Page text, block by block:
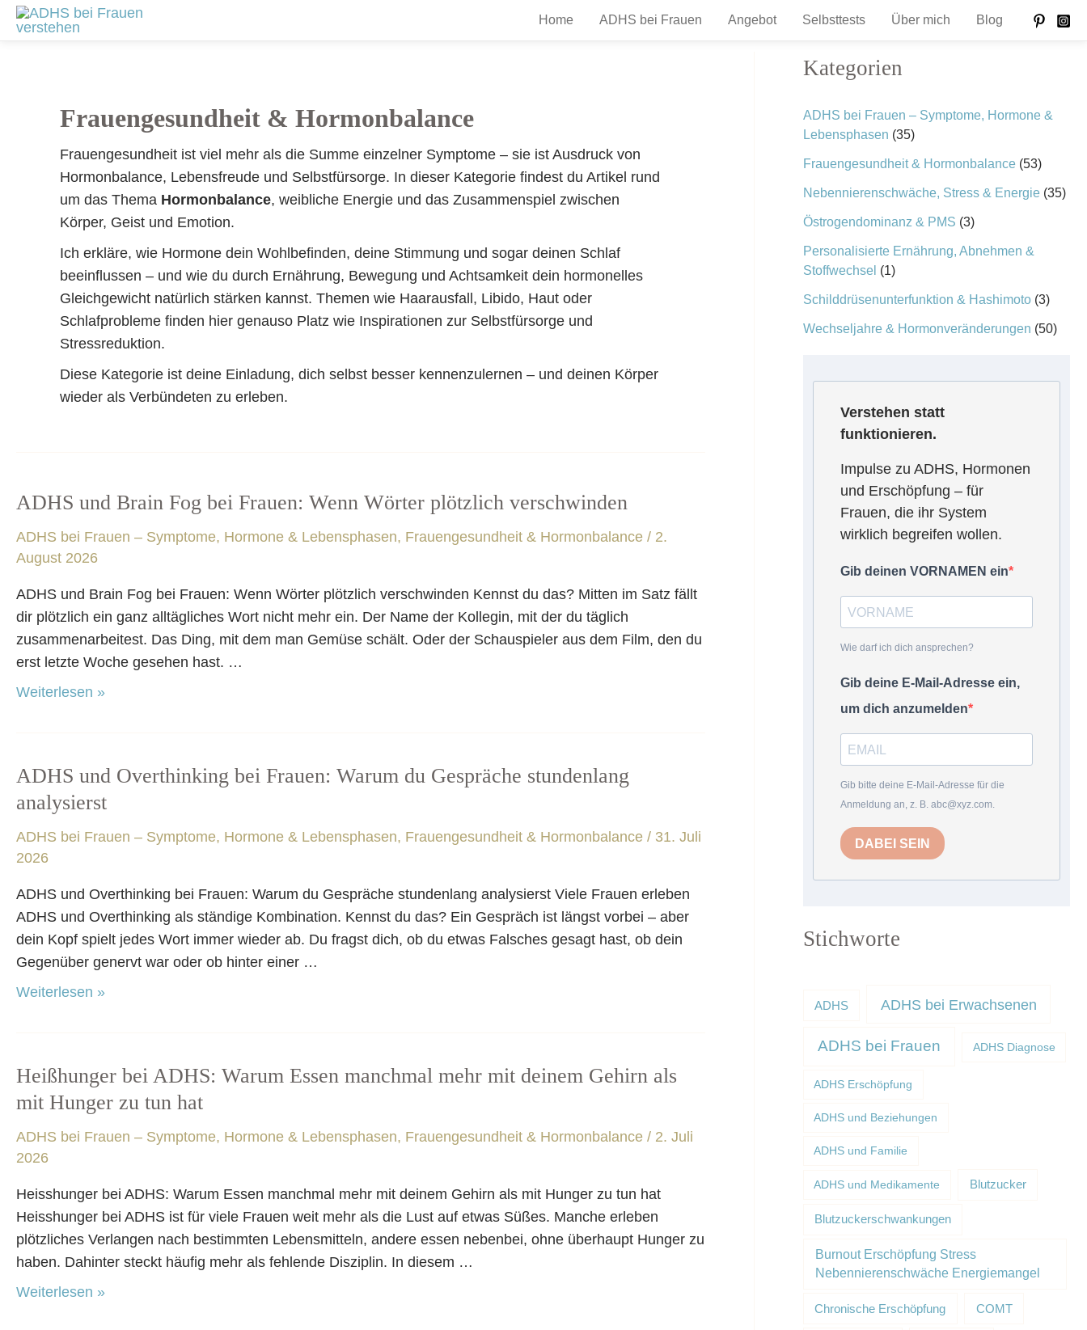
Zum
Inhalt
Home ADHS bei Frauen Angebot Selbsttests Über mich Blog
Frauengesundheit & Hormonbalance
Frauengesundheit ist viel mehr als die Summe einzelner Symptome – sie ist Ausdruck von
Hormonbalance, Lebensfreude und Selbstfürsorge. In dieser Kategorie findest du Artikel rund
um das Thema Hormonbalance, weibliche Energie und das Zusammenspiel zwischen
Körper, Geist und Emotion.
Ich erkläre, wie Hormone dein Wohlbefinden, deine Stimmung und sogar deinen Schlaf
beeinflussen – und wie du durch Ernährung, Bewegung und Achtsamkeit dein hormonelles
Gleichgewicht natürlich stärken kannst. Themen wie Haarausfall, Libido, Haut oder
Schlafprobleme finden hier genauso Platz wie Inspirationen zur Selbstfürsorge und
Stressreduktion.
Diese Kategorie ist deine Einladung, dich selbst besser kennenzulernen – und deinen Körper
wieder als Verbündeten zu erleben.
ADHS und Brain Fog bei Frauen: Wenn Wörter plötzlich verschwinden
ADHS bei Frauen – Symptome, Hormone & Lebensphasen, Frauengesundheit & Hormonbalance / 2.
August 2026
ADHS und Brain Fog bei Frauen: Wenn Wörter plötzlich verschwinden Kennst du das? Mitten im Satz fällt
dir plötzlich ein ganz alltägliches Wort nicht mehr ein. Der Name der Kollegin, mit der du täglich
zusammenarbeitest. Das Ding, mit dem man Gemüse schält. Oder der Schauspieler aus dem Film, den du
erst letzte Woche gesehen hast. …
ADHS
Brain
Fog
bei
Frauen:
Wenn
Wörter
Weiterlesen »
ADHS und Overthinking bei Frauen: Warum du Gespräche stundenlang
analysierst
ADHS bei Frauen – Symptome, Hormone & Lebensphasen, Frauengesundheit & Hormonbalance / 31. Juli
2026
ADHS und Overthinking bei Frauen: Warum du Gespräche stundenlang analysierst Viele Frauen erleben
ADHS und Overthinking als ständige Kombination. Kennst du das? Ein Gespräch ist längst vorbei – aber
dein Kopf spielt jedes Wort immer wieder ab. Du fragst dich, ob du etwas Falsches gesagt hast, ob dein
Gegenüber genervt war oder ob hinter einer …
ADHS
und
Overthinking
bei
Frauen:
Warum
du
Gespräche
stundenlang
Weiterlesen »
Heißhunger bei ADHS: Warum Essen manchmal mehr mit deinem Gehirn als
mit Hunger zu tun hat
ADHS bei Frauen – Symptome, Hormone & Lebensphasen, Frauengesundheit & Hormonbalance / 2. Juli
2026
Heisshunger bei ADHS: Warum Essen manchmal mehr mit deinem Gehirn als mit Hunger zu tun hat
Heisshunger bei ADHS ist für viele Frauen weit mehr als die Lust auf etwas Süßes. Manche erleben
plötzliches Verlangen nach bestimmten Lebensmitteln, andere essen nebenbei, ohne überhaupt Hunger zu
haben. Dahinter steckt häufig mehr als fehlende Disziplin. In diesem …
Heißhunger
bei
Warum
Essen
manchmal
mehr
mit
deinem
als
Weiterlesen »
Seitennummerierung
der
Kategorien
ADHS bei Frauen – Symptome, Hormone &
Lebensphasen (35)
Frauengesundheit & Hormonbalance(53)
Nebennierenschwäche, Stress & Energie(35)
Östrogendominanz & PMS (3)
Personalisierte Ernährung, Abnehmen &
Stoffwechsel (1)
Schilddrüsenunterfunktion & Hashimoto(3)
Wechseljahre & Hormonveränderungen (50)
Verstehen statt
funktionieren.
Impulse zu ADHS, Hormonen
und Erschöpfung – für
Frauen, die ihr System
wirklich begreifen wollen.
Gib deinen VORNAMEN ein
Wie darf ich dich ansprechen?
Gib deine E-Mail-Adresse ein,
um dich anzumelden
Gib bitte deine E-Mail-Adresse für die
Anmeldung an, z. B. abc@xyz.com.
DABEI SEIN
Stichworte
ADHS ADHS bei Erwachsenen
ADHS bei Frauen ADHS Diagnose
ADHS Erschöpfung
ADHS und Beziehungen
ADHS und Familie
ADHS und Medikamente Blutzucker
Blutzuckerschwankungen
Burnout Erschöpfung Stress
Nebennierenschwäche Energiemangel
Chronische Erschöpfung COMT